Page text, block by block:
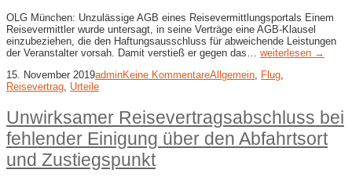
OLG München: Unzulässige AGB eines Reisevermittlungsportals Einem
Reisevermittler wurde untersagt, in seine Verträge eine AGB-Klausel
einzubeziehen, die den Haftungsausschluss für abweichende Leistungen
der Veranstalter vorsah. Damit verstieß er gegen das… weiterlesen →
15. November 2019adminKeine KommentareAllgemein Flug
Reisevertrag Urteile
Unwirksamer Reisevertragsabschluss bei
fehlender Einigung über den Abfahrtsort
und Zustiegspunkt